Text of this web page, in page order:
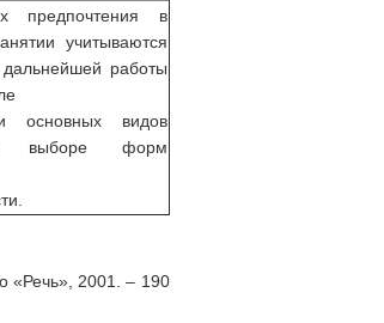
предпочтения в
учитываются
работы
основных видов
и выборе форм
«Речь», 2001. – 190